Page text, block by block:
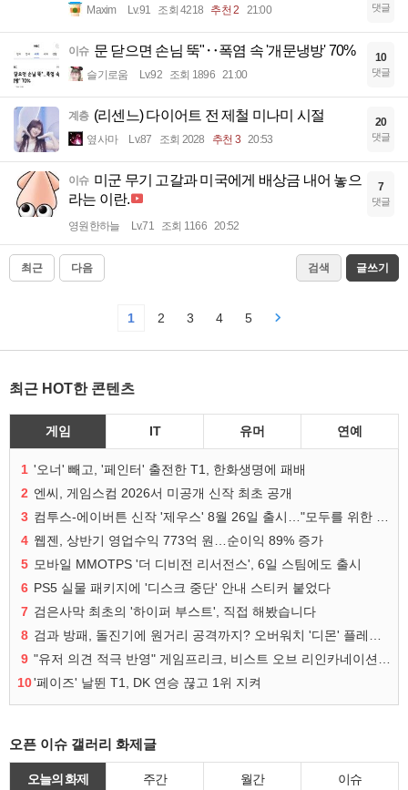
Maxim Lv.91 조회 4218 추천 2 21:00 댓글
이슈 문 닫으면 손님 뚝"‥폭염 속 '개문냉방' 70%
슬기로움 Lv.92 조회 1896 21:00
10
댓글
계층 (리센느) 다이어트 전 제철 미나미 시절
옆사마 Lv.87 조회 2028 추천 3 20:53
20
댓글
이슈 미군 무기 고갈과 미국에게 배상금 내어 놓으
라는 이란.
영원한하늘 Lv.71 조회 1166 20:52
7
댓글
최근 다음 검색 글쓰기
1 2 3 4 5
최근 HOT한 콘텐츠
게임 IT 유머 연예
1 '오너' 빼고, '페인터' 출전한 T1, 한화생명에 패배
2 엔씨, 게임스컴 2026서 미공개 신작 최초 공개
3
4 웹젠, 상반기 영업수익 773억 원…순이익 89% 증가
5 모바일 MMOTPS '더 디비전 리서전스', 6일 스팀에도 출시
6 PS5 실물 패키지에 '디스크 중단' 안내 스티커 붙었다
7 검은사막 최초의 '하이퍼 부스트', 직접 해봤습니다
8
9
10'페이즈' 날뛴 T1, DK 연승 끊고 1위 지켜
오픈 이슈 갤러리 화제글
오늘의 화제 주간 월간 이슈